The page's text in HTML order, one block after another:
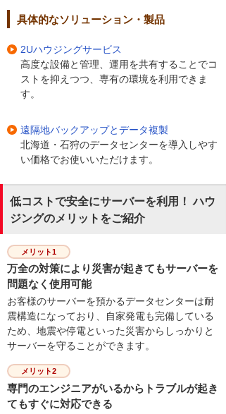
具体的なソリューション・製品
2Uハウジングサービス
高度な設備と管理、運用を共有することでコ
ストを抑えつつ、専有の環境を利用できま
す。
遠隔地バックアップとデータ複製
北海道・石狩のデータセンターを導入しやす
い価格でお使いいただけます。
低コストで安全にサーバーを利用！ ハウ
ジングのメリットをご紹介
メリット1
万全の対策により災害が起きてもサーバーを
問題なく使用可能
お客様のサーバーを預かるデータセンターは耐
震構造になっており、自家発電も完備している
ため、地震や停電といった災害からしっかりと
サーバーを守ることができます。
メリット2
専門のエンジニアがいるからトラブルが起き
てもすぐに対応できる